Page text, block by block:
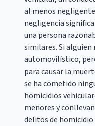
al menos
negligencia
una persona
similares. Si alguien
automovilístico,
para causar la
se ha cometido
homicidios
menores y
delitos de